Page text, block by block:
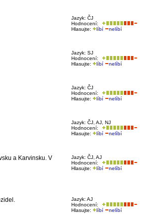
Jazyk: ČJ
Hodnocení:
Hlasujte:
líbí nelíbí
Jazyk: SJ
Hodnocení:
Hlasujte:
líbí nelíbí
Jazyk: ČJ
Hodnocení:
Hlasujte:
líbí nelíbí
Jazyk: ČJ, AJ, NJ
Hodnocení:
Hlasujte:
líbí nelíbí
Jazyk: ČJ, AJ
Hodnocení:
Hlasujte:
líbí nelíbí
a Karvinsku. V
Jazyk: AJ
Hodnocení:
Hlasujte:
líbí nelíbí